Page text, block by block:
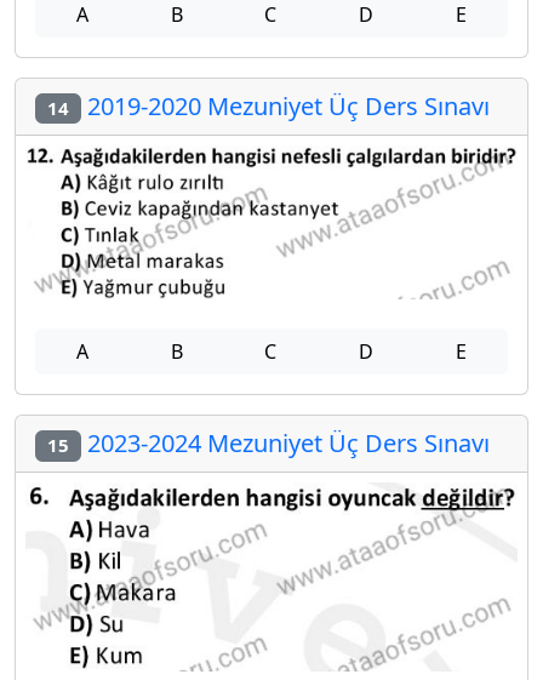
A B C D E
14 2019-2020 Mezuniyet Üç Ders Sınavı
A B C D E
15 2023-2024 Mezuniyet Üç Ders Sınavı